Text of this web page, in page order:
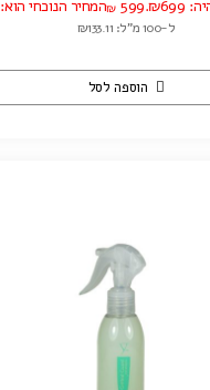
₪ 599 המחיר הנוכחי הוא: ₪599.
ל-100 מ"ל: ₪133.11
הוספה לסל